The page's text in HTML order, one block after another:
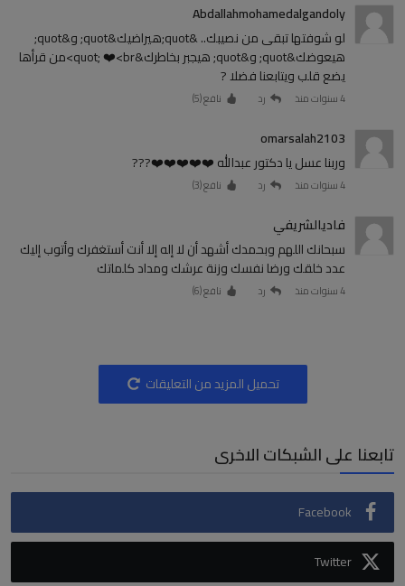
Abdallahmohamedalgandoly
لو شوفتها تبقى من نصيبك.. &quot;هيراضيك&quot; و&quot;
هيعوضك&quot; و&quot; هيجبر بخاطرك&quot; ❤️<br>من قرأها
يضع قلب ويتابعنا فضلا ?
4 سنوات منذ رد نافع (5
)
omarsalah2103
وربنا عسل يا دكتور عبدالله ❤️❤️❤️❤️❤️???
4 سنوات منذ رد نافع (3
)
فاديالشريفي
سبحانك اللهم وبحمدك أشهد أن لا إله إلا أنت أستغفرك وأتوب إليك
عدد خلقك ورضا نفسك وزنة عرشك ومداد كلماتك
4 سنوات منذ رد نافع (6
)
تحميل المزيد من التعليقات
تابعنا على الشبكات الاخرى
Facebook
Twitter